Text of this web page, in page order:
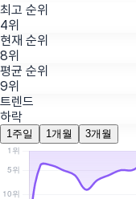
최고 순위
4위
현재 순위
8위
평균 순위
9위
트렌드
하락
1주일 1개월 3개월